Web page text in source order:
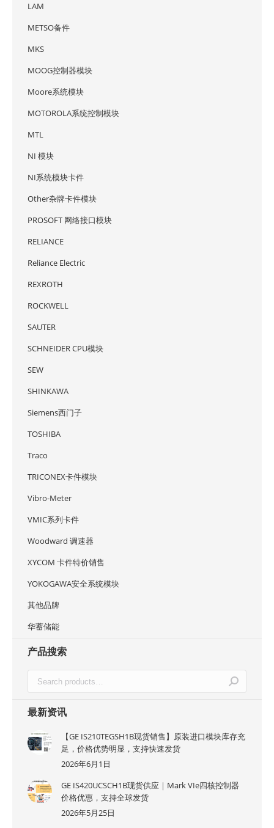
LAM
METSO备件
MKS
MOOG控制器模块
Moore系统模块
MOTOROLA系统控制模块
MTL
NI 模块
NI系统模块卡件
Other杂牌卡件模块
PROSOFT 网络接口模块
RELIANCE
Reliance Electric
REXROTH
ROCKWELL
SAUTER
SCHNEIDER CPU模块
SEW
SHINKAWA
Siemens西门子
TOSHIBA
Traco
TRICONEX卡件模块
Vibro-Meter
VMIC系列卡件
Woodward 调速器
XYCOM 卡件特价销售
YOKOGAWA安全系统模块
其他品牌
华蓄储能
产品搜索
最新资讯
【GE IS210TEGSH1B现货销售】原装进口模块库存充
足，价格优势明显，支持快速发货
2026年6月1日
GE IS420UCSCH1B现货供应｜Mark VIe四核控制器
价格优惠，支持全球发货
2026年5月25日